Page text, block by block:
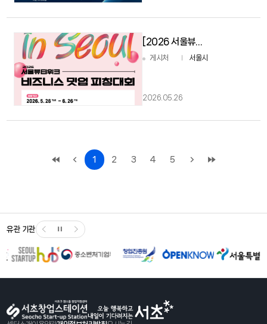
[2026 서울뷰티위크] '비즈니스 밋업 피칭대회' 참가기업 모집 안내
게시처 서울시
2026.05.26
1 2 3 4 5
유관 기관